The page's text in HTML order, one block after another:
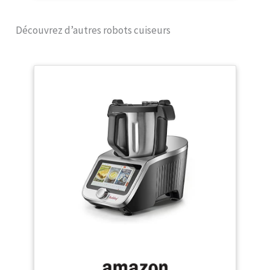
rapport aux modèles les
plus vendus, d'après des
d'informations GRANDE
CAPACITE : la grande
capacité du bol du robot
cuiseur multifonction est
idéale pour cuisiner de
délicieux plats faits maison
pour votre famille et vos
amis jusqu'à 10 personnes
(capacité totale 4,5L)
REPARABILITE 15 ANS AU
réseau de 6200
Découvrez d’autres robots cuiseurs